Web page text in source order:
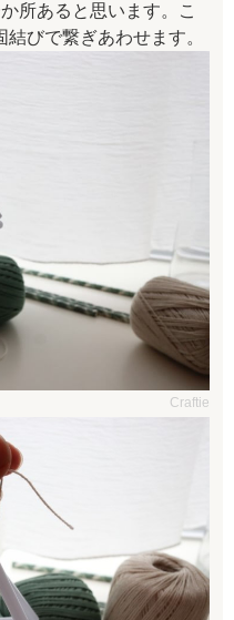
所あると思います。こ
びで繋ぎあわせます。
Craftie